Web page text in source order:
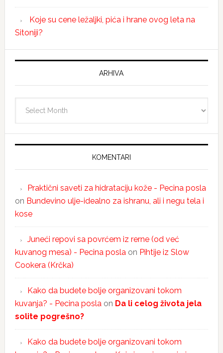
Koje su cene ležaljki, pića i hrane ovog leta na
Sitoniji?
ARHIVA
KOMENTARI
Praktični saveti za hidrataciju kože - Pecina posla
on Bundevino ulje-idealno za ishranu, ali i negu tela i
kose
Juneći repovi sa povrćem iz rerne (od već
kuvanog mesa) - Pecina poslaon Pihtije iz Slow
Cookera (Krčka)
Kako da budete bolje organizovani tokom
kuvanja? - Pecina poslaon Da li celog života jela
solite pogrešno?
Kako da budete bolje organizovani tokom